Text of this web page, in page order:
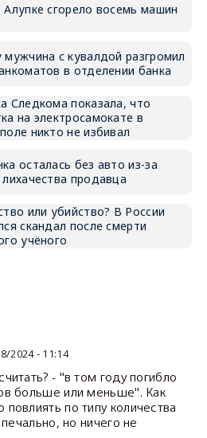
сгорело восемь машин
с кувалдой разгромил
в отделении банка
Следкома показала, что
на электросамокате в
никто не избивал
осталась без авто из-за
продавца
или убийство? В России
скандал после смерти
учёного
2024 - 11:14
- "в том году погибло
больше или меньше". Как
по типу количества
но ничего не